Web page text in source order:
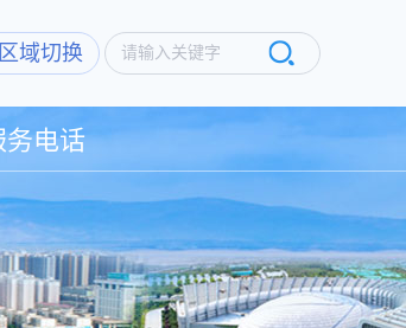
区域切换 请输入关键字
务电话